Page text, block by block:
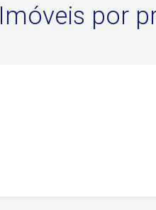
Imóveis por